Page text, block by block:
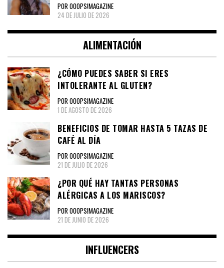
POR OOOPS!MAGAZINE
24 DE JULIO DE 2026
ALIMENTACIÓN
¿CÓMO PUEDES SABER SI ERES
INTOLERANTE AL GLUTEN?
POR OOOPS!MAGAZINE
1 DE AGOSTO DE 2026
BENEFICIOS DE TOMAR HASTA 5 TAZAS DE
CAFÉ AL DÍA
POR OOOPS!MAGAZINE
21 DE JULIO DE 2026
¿POR QUÉ HAY TANTAS PERSONAS
ALÉRGICAS A LOS MARISCOS?
POR OOOPS!MAGAZINE
21 DE JUNIO DE 2026
INFLUENCERS